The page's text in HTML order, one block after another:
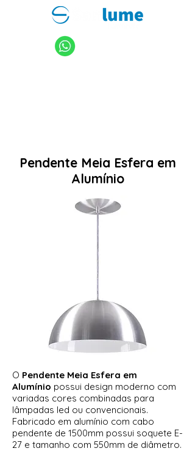
Pendente Meia Esfera em
Alumínio
O Pendente Meia Esfera em
Alumínio possui design moderno com
variadas cores combinadas para
lâmpadas led ou convencionais.
Fabricado em alumínio com cabo
pendente de 1500mm possui soquete E-
27 e tamanho com 550mm de diâmetro.